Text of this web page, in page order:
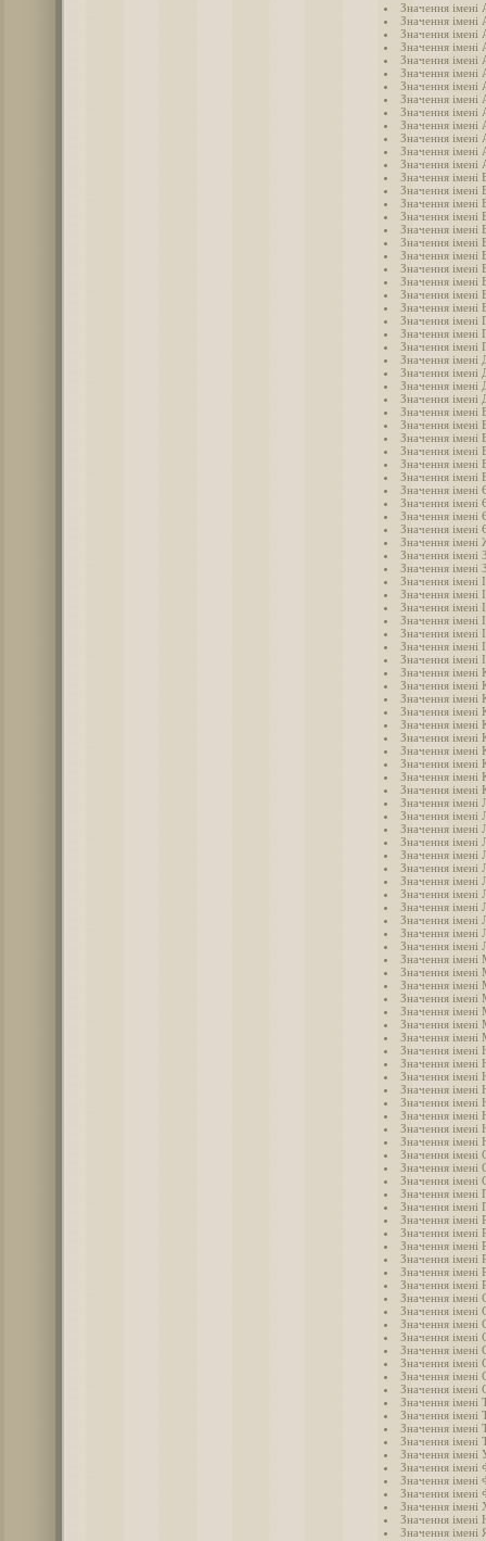
Значення імені
Значення імені
Значення імені
Значення імені
Значення імені
Значення імені
Значення імені
Значення імені
Значення імені
Значення імені
Значення імені
Значення імені
Значення імені
Значення імені
Значення імені
Значення імені
Значення імені
Значення імені
Значення імені
Значення імені
Значення імені
Значення імені
Значення імені
Значення імені
Значення імені
Значення імені
Значення імені
Значення імені
Значення імені
Значення імені
Значення імені
Значення імені
Значення імені
Значення імені
Значення імені
Значення імені
Значення імені
Значення імені
Значення імені
Значення імені
Значення імені
Значення імені
Значення імені
Значення імені
Значення імені
Значення імені
Значення імені
Значення імені
Значення імені
Значення імені
Значення імені
Значення імені
Значення імені
Значення імені
Значення імені
Значення імені
Значення імені
Значення імені
Значення імені
Значення імені
Значення імені
Значення імені
Значення імені
Значення імені
Значення імені
Значення імені
Значення імені
Значення імені
Значення імені
Значення імені
Значення імені
Значення імені
Значення імені
Значення імені
Значення імені
Значення імені
Значення імені
Значення імені
Значення імені
Значення імені
Значення імені
Значення імені
Значення імені
Значення імені
Значення імені
Значення імені
Значення імені
Значення імені
Значення імені
Значення імені
Значення імені
Значення імені
Значення імені
Значення імені
Значення імені
Значення імені
Значення імені
Значення імені
Значення імені
Значення імені
Значення імені
Значення імені
Значення імені
Значення імені
Значення імені
Значення імені
Значення імені
Значення імені
Значення імені
Значення імені
Значення імені
Значення імені
Значення імені
Значення імені
Значення імені
Значення імені
Значення імені
Значення імені